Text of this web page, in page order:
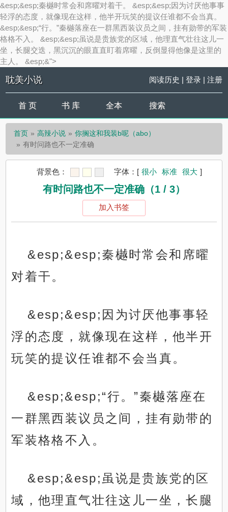
&esp;&esp;秦樾时常会和席曜对着干。 &esp;&esp;因为讨厌他事事
轻浮的态度，就像现在这样，他半开玩笑的提议任谁都不会当真。
&esp;&esp;“行。”秦樾落座在一群黑西装议员之间，挂有勋带的军装
格格不入。 &esp;&esp;虽说是贵族党的区域，他理直气壮往这儿一
坐，长腿交迭，黑沉沉的眼直直盯着席曜，反倒显得他像是这里的
主人。 &esp;&">
耽美小说 阅读历史 | 登录| 注册
首 页 书 库 全本 搜索
首页 高辣小说
你搁这和我装b呢（abo）
有时问路也不一定准确
背景色： 字体： [ 很小 标准 很大 ]
有时问路也不一定准确（1 / 3）
加入书签
&esp;&esp;秦樾时常会和席曜
对着干。
&esp;&esp;因为讨厌他事事轻
浮的态度，就像现在这样，他半开
玩笑的提议任谁都不会当真。
&esp;&esp;“行。”秦樾落座在
一群黑西装议员之间，挂有勋带的
军装格格不入。
&esp;&esp;虽说是贵族党的区
域，他理直气壮往这儿一坐，长腿